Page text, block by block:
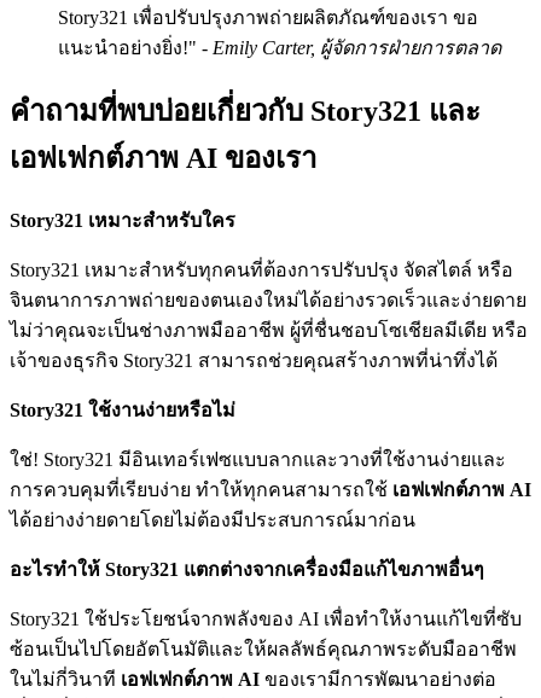
Story321 เพื่อปรับปรุงภาพถ่ายผลิตภัณฑ์ของเรา ขอ
แนะนำอย่างยิ่ง!" - Emily Carter, ผู้จัดการฝ่ายการตลาด
คำถามที่พบบ่อยเกี่ยวกับ Story321 และ
เอฟเฟกต์ภาพ AI ของเรา
Story321 เหมาะสำหรับใคร
Story321 เหมาะสำหรับทุกคนที่ต้องการปรับปรุง จัดสไตล์ หรือ
จินตนาการภาพถ่ายของตนเองใหม่ได้อย่างรวดเร็วและง่ายดาย
ไม่ว่าคุณจะเป็นช่างภาพมืออาชีพ ผู้ที่ชื่นชอบโซเชียลมีเดีย หรือ
เจ้าของธุรกิจ Story321 สามารถช่วยคุณสร้างภาพที่น่าทึ่งได้
Story321 ใช้งานง่ายหรือไม่
ใช่! Story321 มีอินเทอร์เฟซแบบลากและวางที่ใช้งานง่ายและ
การควบคุมที่เรียบง่าย ทำให้ทุกคนสามารถใช้ เอฟเฟกต์ภาพ AI
ได้อย่างง่ายดายโดยไม่ต้องมีประสบการณ์มาก่อน
อะไรทำให้ Story321 แตกต่างจากเครื่องมือแก้ไขภาพอื่นๆ
Story321 ใช้ประโยชน์จากพลังของ AI เพื่อทำให้งานแก้ไขที่ซับ
ซ้อนเป็นไปโดยอัตโนมัติและให้ผลลัพธ์คุณภาพระดับมืออาชีพ
ในไม่กี่วินาที เอฟเฟกต์ภาพ AI ของเรามีการพัฒนาอย่างต่อ